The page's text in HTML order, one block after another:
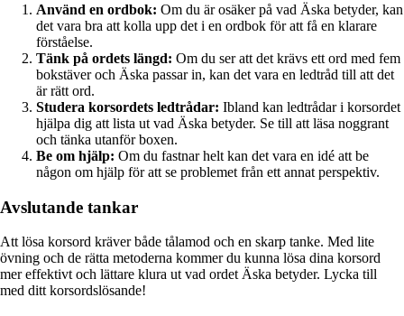
Använd en ordbok: Om du är osäker på vad Äska betyder, kan
det vara bra att kolla upp det i en ordbok för att få en klarare
förståelse.
Tänk på ordets längd: Om du ser att det krävs ett ord med fem
bokstäver och Äska passar in, kan det vara en ledtråd till att det
är rätt ord.
Studera korsordets ledtrådar: Ibland kan ledtrådar i korsordet
hjälpa dig att lista ut vad Äska betyder. Se till att läsa noggrant
och tänka utanför boxen.
Be om hjälp: Om du fastnar helt kan det vara en idé att be
någon om hjälp för att se problemet från ett annat perspektiv.
Avslutande tankar
Att lösa korsord kräver både tålamod och en skarp tanke. Med lite
övning och de rätta metoderna kommer du kunna lösa dina korsord
mer effektivt och lättare klura ut vad ordet Äska betyder. Lycka till
med ditt korsordslösande!